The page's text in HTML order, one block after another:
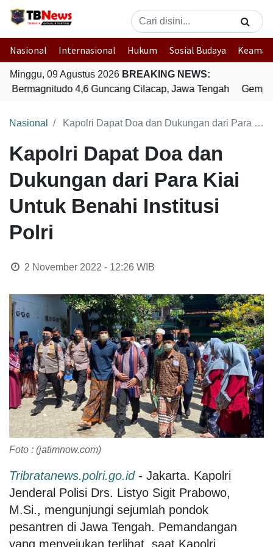
Nasional Internasional Hukum Sosial Budaya
Minggu, 09 Agustus 2026 BREAKING NEWS:
Bermagnitudo 4,6 Guncang Cilacap, Jawa Tengah
Nasional Kapolri Dapat Doa dan Dukungan dari Para Kiai Untuk Benahi Institusi Polri
Kapolri Dapat Doa dan
Dukungan dari Para Kiai
Untuk Benahi Institusi
Polri
2 November 2022 - 12:26WIB
Foto : (jatimnow.com)
Tribratanews.polri.go.id- Jakarta. Kapolri
Jenderal Polisi Drs. Listyo Sigit Prabowo,
M.Si., mengunjungi sejumlah pondok
pesantren di Jawa Tengah. Pemandangan
yang menyejukan terlihat, saat Kapolri